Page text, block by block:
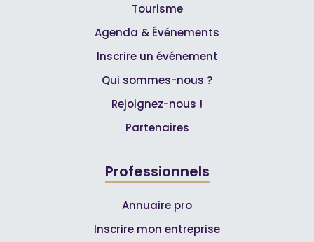
Tourisme
Agenda & Événements
Inscrire un événement
Qui sommes-nous ?
Rejoignez-nous !
Partenaires
Professionnels
Annuaire pro
Inscrire mon entreprise